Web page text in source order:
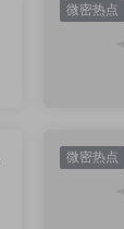
微密热点
微密热点